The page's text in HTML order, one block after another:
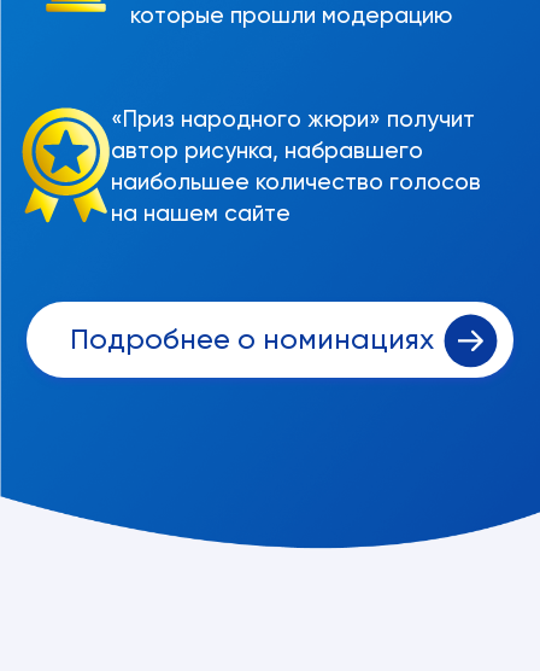
которые прошли модерацию
«Приз народного жюри» получит
автор рисунка, набравшего
наибольшее количество голосов
на нашем сайте
Подробнее о номинациях